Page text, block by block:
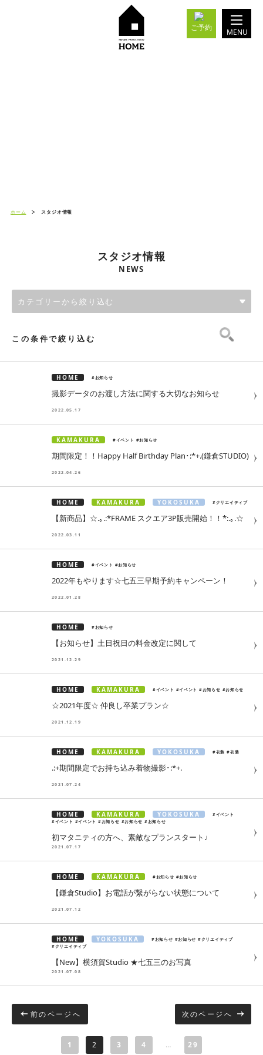
ご予約 MENU
ホーム スタジオ情報
スタジオ情報
NEWS
カテゴリーから絞り込む
この条件で絞り込む
HOME #お知らせ
撮影データのお渡し方法に関する大切なお知らせ
2022.05.17
KAMAKURA #イベント #お知らせ
期間限定！！Happy Half Birthday Plan･:*+.(鎌倉STUDIO)
2022.04.26
HOME KAMAKURA YOKOSUKA #クリエイティブ
【新商品】☆.｡.:*FRAME スクエア3P販売開始！！*:.｡.☆
2022.03.11
HOME #イベント #お知らせ
2022年もやります☆七五三早期予約キャンペーン！
2022.01.28
HOME #お知らせ
【お知らせ】土日祝日の料金改定に関して
2021.12.29
HOME KAMAKURA #イベント #イベント #お知らせ #お知らせ
☆2021年度☆ 仲良し卒業プラン☆
2021.12.19
HOME KAMAKURA YOKOSUKA #衣装 #衣装
.:+期間限定でお持ち込み着物撮影･:*+.
2021.07.24
HOME KAMAKURA YOKOSUKA
#イベント
#イベント #イベント #お知らせ #お知らせ #お知らせ
初マタニティの方へ、素敵なプランスタート♩
2021.07.17
HOME KAMAKURA #お知らせ #お知らせ
【鎌倉Studio】お電話が繋がらない状態について
2021.07.12
HOME YOKOSUKA #お知らせ #お知らせ #クリエイティブ
#クリエイティブ
【New】横須賀Studio ★七五三のお写真
2021.07.08
前のページへ
1 2 3 4 … 29
次のページへ